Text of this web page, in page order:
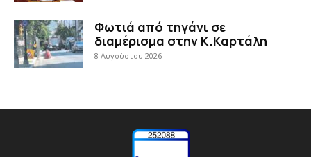
Φωτιά από τηγάνι σε
διαμέρισμα στην Κ.Καρτάλη
8 Αυγούστου 2026